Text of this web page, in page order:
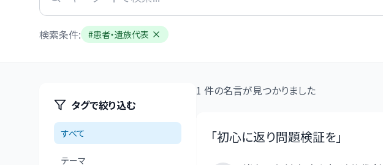
検索条件: #患者・遺族代表
タグで絞り込む
すべて
テーマ
1 件の名言が見つかりました
「初心に返り問題検証を」